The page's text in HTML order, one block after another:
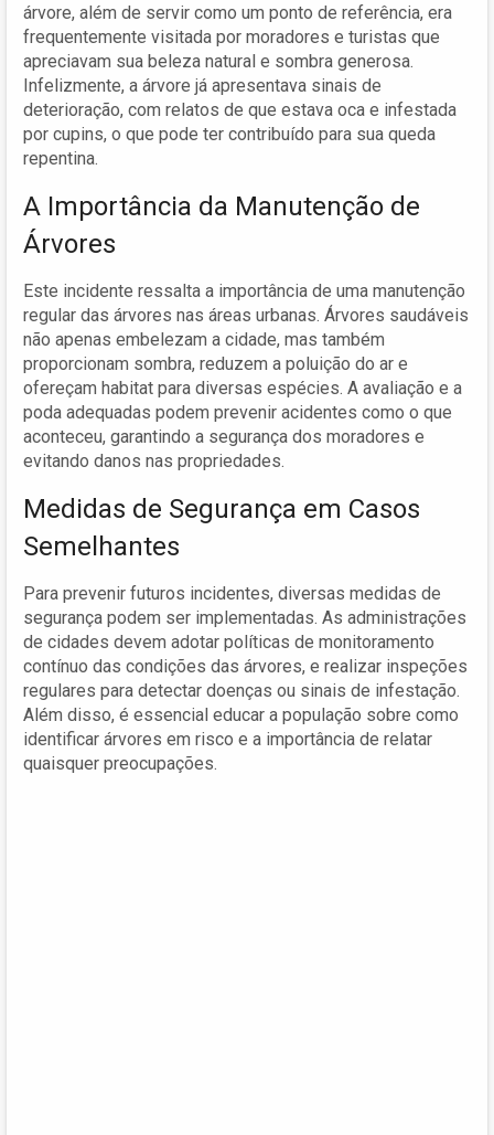
árvore, além de servir como um ponto de referência, era
frequentemente visitada por moradores e turistas que
apreciavam sua beleza natural e sombra generosa.
Infelizmente, a árvore já apresentava sinais de
deterioração, com relatos de que estava oca e infestada
por cupins, o que pode ter contribuído para sua queda
repentina.
A Importância da Manutenção de
Árvores
Este incidente ressalta a importância de uma manutenção
regular das árvores nas áreas urbanas. Árvores saudáveis
não apenas embelezam a cidade, mas também
proporcionam sombra, reduzem a poluição do ar e
ofereçam habitat para diversas espécies. A avaliação e a
poda adequadas podem prevenir acidentes como o que
aconteceu, garantindo a segurança dos moradores e
evitando danos nas propriedades.
Medidas de Segurança em Casos
Semelhantes
Para prevenir futuros incidentes, diversas medidas de
segurança podem ser implementadas. As administrações
de cidades devem adotar políticas de monitoramento
contínuo das condições das árvores, e realizar inspeções
regulares para detectar doenças ou sinais de infestação.
Além disso, é essencial educar a população sobre como
identificar árvores em risco e a importância de relatar
quaisquer preocupações.